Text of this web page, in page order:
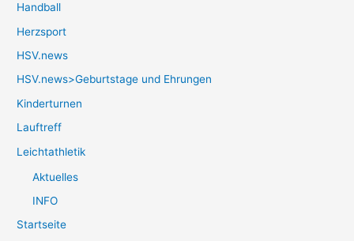
Handball
Herzsport
HSV.news
HSV.news>Geburtstage und Ehrungen
Kinderturnen
Lauftreff
Leichtathletik
Aktuelles
INFO
Startseite